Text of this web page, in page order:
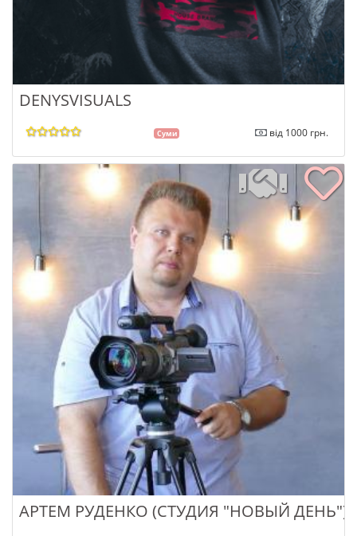
DENYSVISUALS
Суми від 1000 грн.
АРТЕМ РУДЕНКО (СТУДИЯ "НОВЫЙ ДЕНЬ")